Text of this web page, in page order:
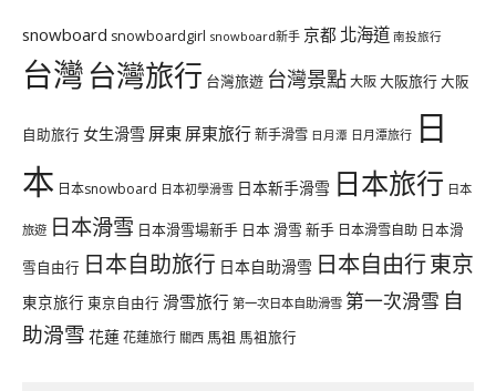
snowboard snowboardgirl snowboard新手 京都 北海道 南投旅行
台灣台灣旅行 台灣旅遊 台灣景點大阪大阪旅行大阪
自助旅行 女生滑雪 屏東 屏東旅行新手滑雪 日月潭 日月潭旅行 日
本 日本snowboard 日本初學滑雪 日本新手滑雪 日本旅行 日本
旅遊 日本滑雪 日本滑雪場新手 日本 滑雪 新手 日本滑雪自助 日本滑
雪自由行 日本自助旅行 日本自助滑雪 日本自由行東京
東京旅行 東京自由行 滑雪旅行 第一次日本自助滑雪 第一次滑雪 自
助滑雪 花蓮花蓮旅行 關西 馬祖 馬祖旅行